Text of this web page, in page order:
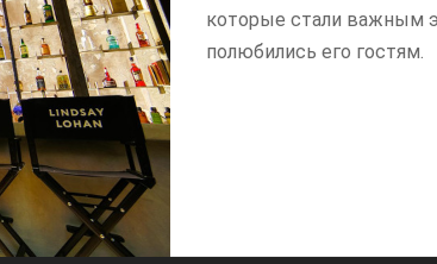
которые стали важным
полюбились его гостям.